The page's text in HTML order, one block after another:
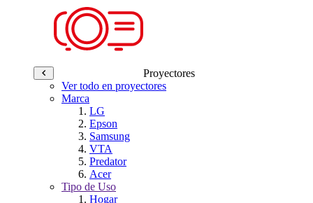
Proyectores
Ver todo en proyectores
Marca
LG
Epson
Samsung
VTA
Predator
Acer
Tipo de Uso
Hogar